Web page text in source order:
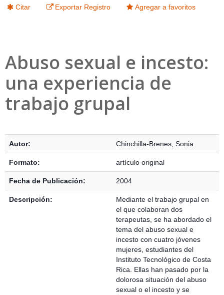
Citar Exportar Registro Agregar a favoritos
Abuso sexual e incesto:
una experiencia de
trabajo grupal
Autor: Chinchilla-Brenes, Sonia
Formato: artículo original
Fecha de Publicación: 2004
Descripción:
Mediante el trabajo grupal en
el que colaboran dos
terapeutas, se ha abordado el
tema del abuso sexual e
incesto con cuatro jóvenes
mujeres, estudiantes del
Instituto Tecnológico de Costa
Rica. Ellas han pasado por la
dolorosa situación del abuso
sexual o el incesto y se